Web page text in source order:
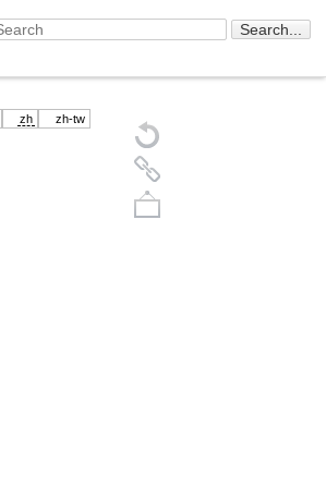
zh zh-tw